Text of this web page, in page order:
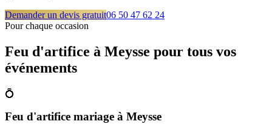
Demander un devis gratuit06 50 47 62 24
Pour chaque occasion
Feu d'artifice à Meysse pour tous vos
événements
💍
Feu d'artifice mariage à Meysse